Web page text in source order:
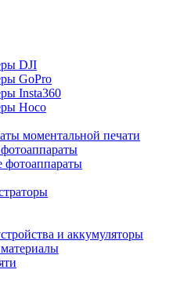
DJI
GoPro
Insta360
Hoco
моментальной печати
и аккумуляторы